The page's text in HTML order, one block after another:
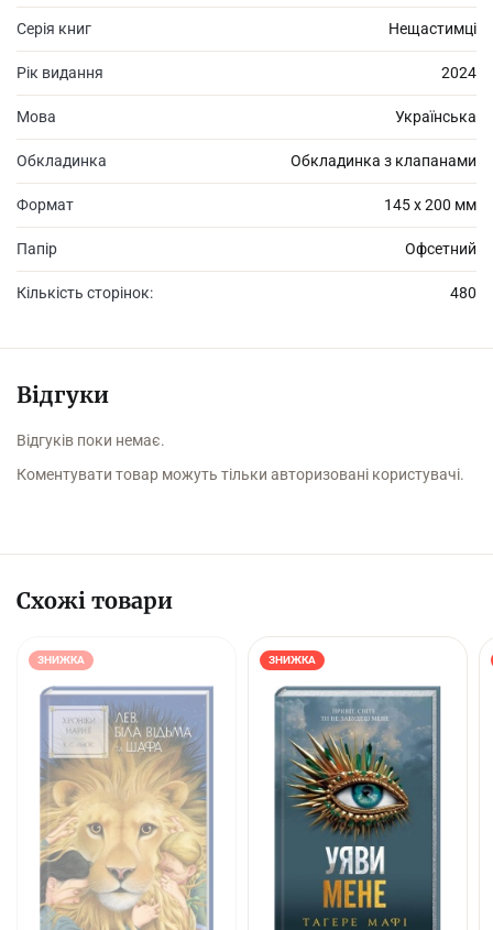
вони дуже не хочуть, щоб дівчина приєдналася до них, адже
ніхто не стає мисливцем просто так, для цього треба зректися
майже всього.
«своїх» людей.
Серія книг Нещастимці
Рік видання 2024
Мова Українська
Обкладинка Обкладинка з клапанами
Формат 145 х 200 мм
Папір Офсетний
Кількість сторінок: 480
Відгуки
Відгуків поки немає.
Коментувати товар можуть тільки авторизовані користувачі.
Схожі товари
ЗНИЖКА ЗНИЖКА